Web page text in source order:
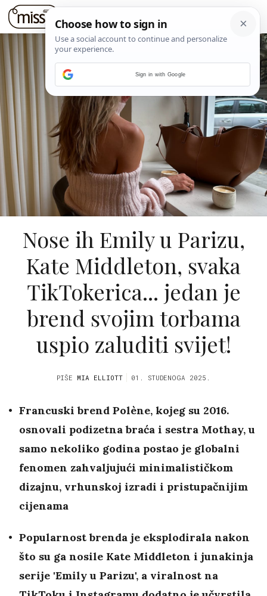
Nose ih Emily u Parizu,
Kate Middleton, svaka
TikTokerica... jedan je
brend svojim torbama
uspio zaluditi svijet!
PIŠE MIA ELLIOTT 01. STUDENOGA 2025.
Francuski brend Polène, kojeg su 2016.
osnovali podizetna braća i sestra Mothay, u
samo nekoliko godina postao je globalni
fenomen zahvaljujući minimalističkom
dizajnu, vrhunskoj izradi i pristupačnijim
cijenama
Popularnost brenda je eksplodirala nakon
što su ga nosile Kate Middleton i junakinja
serije 'Emily u Parizu', a viralnost na
Sign in with Google